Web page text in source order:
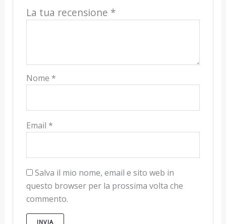
La tua recensione *
Nome *
Email *
Salva il mio nome, email e sito web in
questo browser per la prossima volta che
commento.